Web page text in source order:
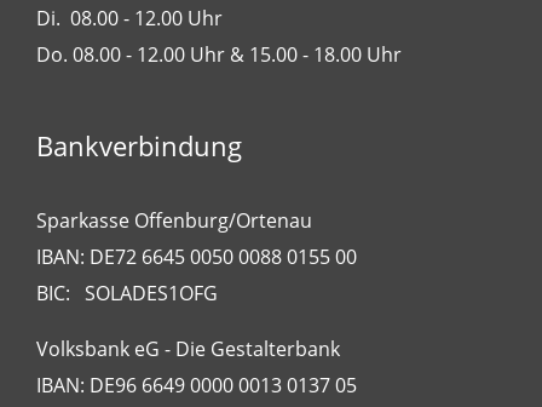
Di. 08.00 - 12.00 Uhr
Do. 08.00 - 12.00 Uhr & 15.00 - 18.00 Uhr
Bankverbindung
Sparkasse Offenburg/Ortenau
IBAN: DE72 6645 0050 0088 0155 00
BIC: SOLADES1OFG
Volksbank eG - Die Gestalterbank
IBAN: DE96 6649 0000 0013 0137 05